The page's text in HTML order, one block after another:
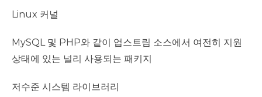
Linux 커널
MySQL 및 PHP와 같이 업스트림 소스에서 여전히 지원
상태에 있는 널리 사용되는 패키지
저수준 시스템 라이브러리